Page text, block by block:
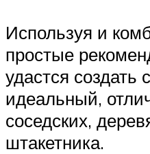
Используя и
простые
удастся создать
идеальный,
соседских,
штакетника.